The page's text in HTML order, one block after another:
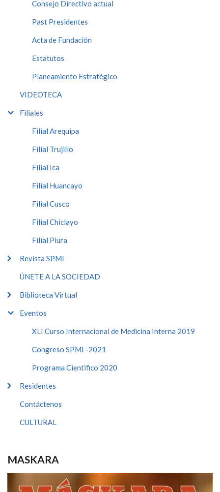
Consejo Directivo actual
Past Presidentes
Acta de Fundación
Estatutos
Planeamiento Estratégico
VIDEOTECA
Filiales
Filial Arequipa
Filial Trujillo
Filial Ica
Filial Huancayo
Filial Cusco
Filial Chiclayo
Filial Piura
Revista SPMI
ÚNETE A LA SOCIEDAD
Biblioteca Virtual
Eventos
XLI Curso Internacional de Medicina Interna 2019
Congreso SPMI -2021
Programa Cientifico 2020
Residentes
Contáctenos
CULTURAL
MASKARA